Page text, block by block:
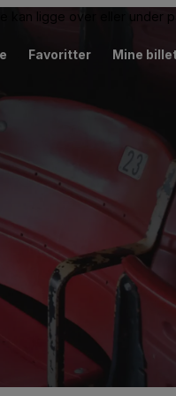
kan ligge over eller under
Favoritter Mine